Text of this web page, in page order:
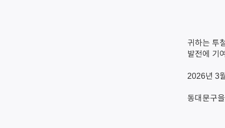
귀하는 투
발전에 기
2026년 3
동대문구